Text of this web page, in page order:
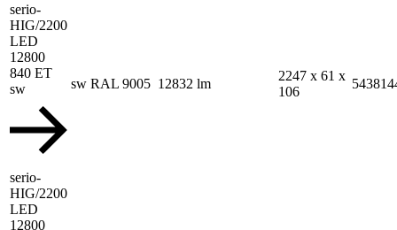
serio-
HIG/2200
LED
12800
840 ET
sw
sw RAL 9005 12832 lm
2247 x 61 x
106
serio-
HIG/2200
LED
12800